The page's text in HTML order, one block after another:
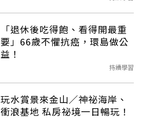
「退休後吃得飽、看得開最重
要」66歲不懼抗癌，環島做公
益！
持續學習
玩水賞景來金山／神祕海岸、
衝浪基地 私房祕境一日暢玩！